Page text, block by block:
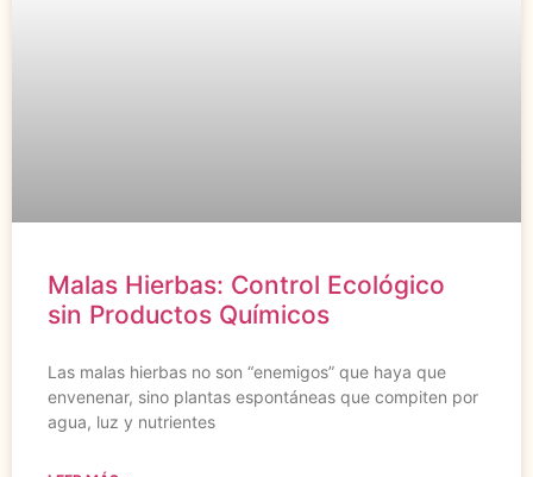
Malas Hierbas: Control Ecológico
sin Productos Químicos
Las malas hierbas no son “enemigos” que haya que
envenenar, sino plantas espontáneas que compiten por
agua, luz y nutrientes